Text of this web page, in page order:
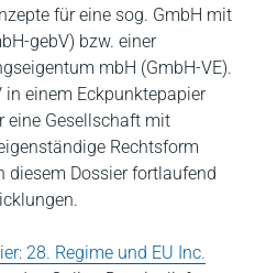
für eine sog. GmbH mit
gebV) bzw. einer
mbH (GmbH-VE).
einem Eckpunktepapier
eine Gesellschaft mit
Rechtsform
diesem Dossier fortlaufend
28. Regime und EU Inc.